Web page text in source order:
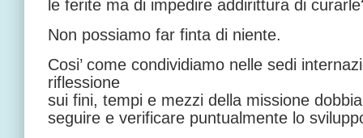
le ferite ma di impedire addirittura di
Non possiamo far finta di niente.
Cosi’ come condividiamo nelle sedi
riflessione
sui fini, tempi e mezzi della missione
seguire e verificare puntualmente lo